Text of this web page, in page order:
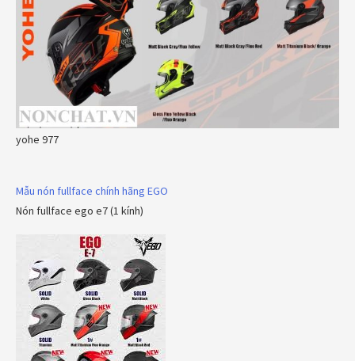
yohe 977
Mẫu nón fullface chính hãng EGO
Nón fullface ego e7 (1 kính)